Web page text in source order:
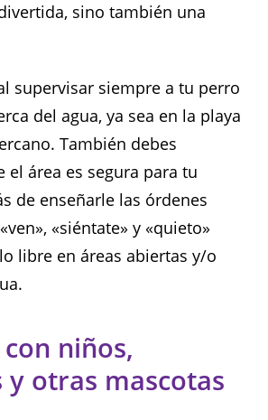
sino también una
supervisar siempre a tu perro
del agua, ya sea en la playa
También debes
el área es segura para tu
de enseñarle las órdenes
«siéntate» y «quieto»
libre en áreas abiertas y/o
niños,
y otras mascotas